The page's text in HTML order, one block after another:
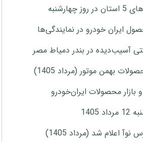
آسیب‌دیده در بندر دمیاط مصر
بهمن موتور (مرداد 1405)
بازار محصولات ایران‌خودرو
اعلام شد (مرداد 1405)